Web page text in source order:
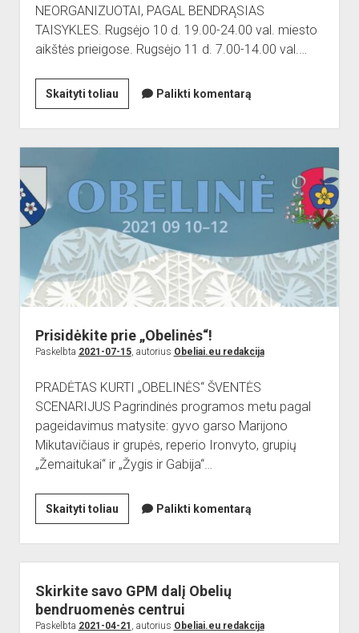
NEORGANIZUOTAI, PAGAL BENDRĄSIAS
TAISYKLES. Rugsėjo 10 d. 19.00-24.00 val. miesto
aikštės prieigose. Rugsėjo 11 d. 7.00-14.00 val.…
Skaityti toliauObelinė
2021:
Informacija
prekybininkams
Palikti komentarą
Prisidėkite prie „Obelinės“!
Paskelbta 2021-07-15, autorius Obeliai.eu redakcija
PRADĖTAS KURTI „OBELINĖS“ ŠVENTĖS
SCENARIJUS Pagrindinės programos metu pagal
pageidavimus matysite: gyvo garso Marijono
Mikutavičiaus ir grupės, reperio Ironvyto, grupių
„Žemaitukai“ ir „Žygis ir Gabija“…
Skaityti toliauPrisidėkite
prie
„Obelinės“!
Palikti komentarą
Skirkite savo GPM dalį Obelių
bendruomenės centrui
Paskelbta 2021-04-21 , autorius Obeliai.eu redakcija